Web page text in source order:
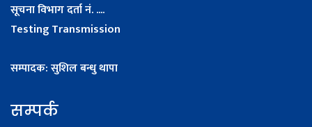
सूचना विभाग दर्ता नं. ....
Testing Transmission
सम्पादक: सुशिल बन्धु थापा
सम्पर्क